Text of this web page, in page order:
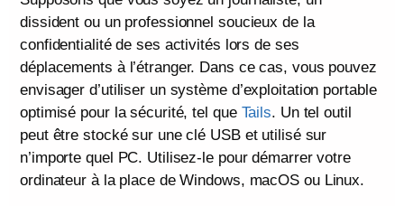
dissident ou un professionnel soucieux de la
confidentialité de ses activités lors de ses
déplacements à l’étranger. Dans ce cas, vous pouvez
envisager d’utiliser un système d’exploitation portable
optimisé pour la sécurité, tel que Tails. Un tel outil
peut être stocké sur une clé USB et utilisé sur
n’importe quel PC. Utilisez-le pour démarrer votre
ordinateur à la place de Windows, macOS ou Linux.